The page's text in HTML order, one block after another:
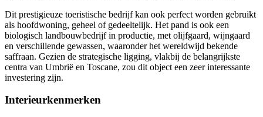
Dit prestigieuze toeristische bedrijf kan ook perfect worden gebruikt
als hoofdwoning, geheel of gedeeltelijk. Het pand is ook een
biologisch landbouwbedrijf in productie, met olijfgaard, wijngaard
en verschillende gewassen, waaronder het wereldwijd bekende
saffraan. Gezien de strategische ligging, vlakbij de belangrijkste
centra van Umbrië en Toscane, zou dit object een zeer interessante
investering zijn.
Interieurkenmerken